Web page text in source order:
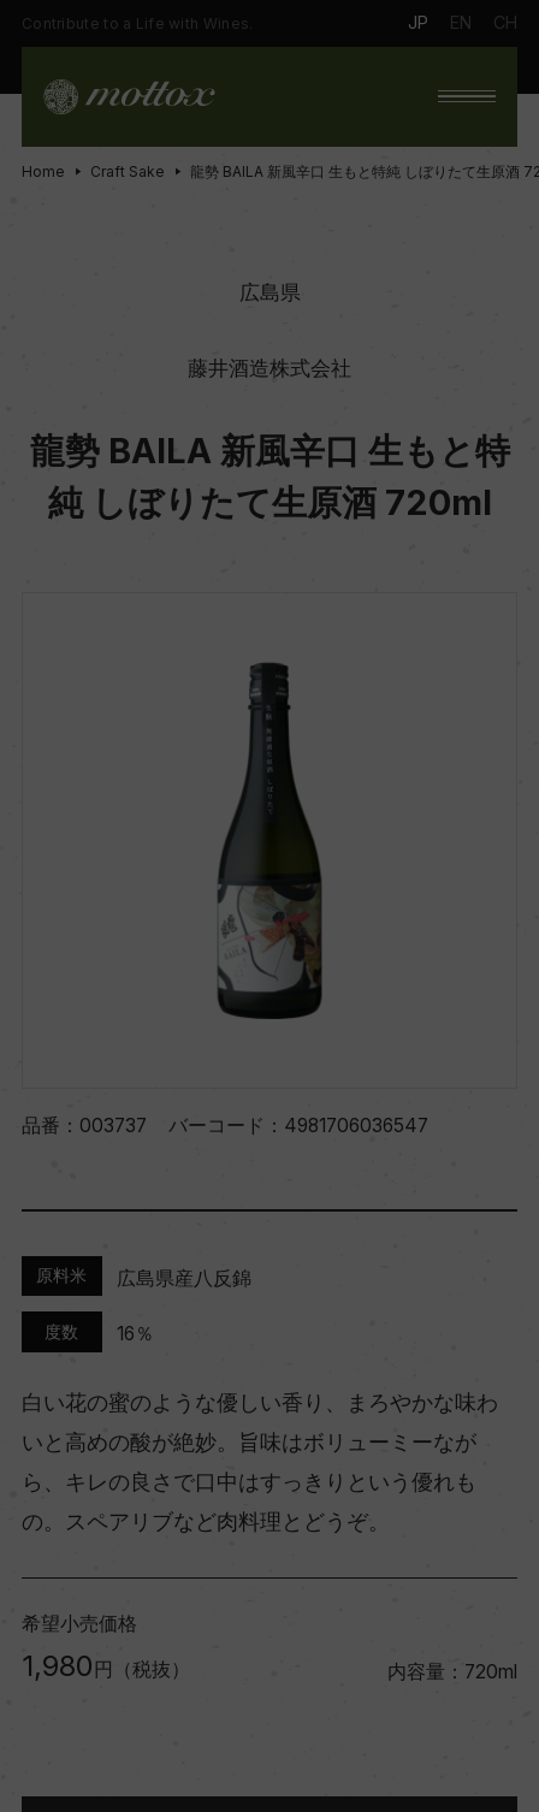
Contribute to a Life with Wines. JP EN CH
Home Craft Sake 龍勢 BAILA 新風辛口 生もと特純 しぼりたて生原酒
広島県
藤井酒造株式会社
龍勢 BAILA 新風辛口 生もと特
純 しぼりたて生原酒 720ml
品番： 003737 バーコード： 4981706036547
原料米 広島県産八反錦
度数 16％
白い花の蜜のような優しい香り、まろやかな味わ
いと高めの酸が絶妙。旨味はボリューミーなが
ら、キレの良さで口中はすっきりという優れも
の。スペアリブなど肉料理とどうぞ。
希望小売価格
1,980 円（税抜） 内容量：720ml